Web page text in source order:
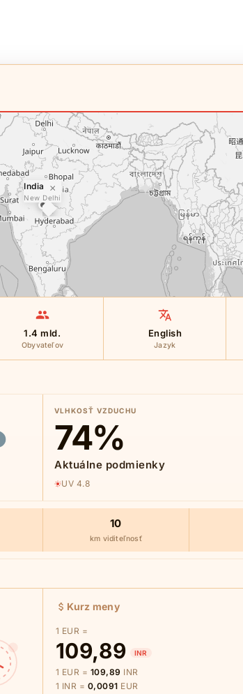
India
New Delhi
×
1.4 mld.
Obyvateľov
English
Jazyk
VLHKOSŤ VZDUCHU
74%
Aktuálne podmienky
UV 4.8
10
km viditeľnosť
Kurz meny
1 EUR =
109,89 INR
1 EUR = 109,89 INR
1 INR = 0,0091 EUR